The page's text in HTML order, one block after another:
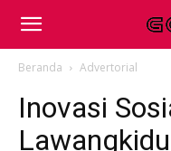
Beranda Advertorial
Inovasi